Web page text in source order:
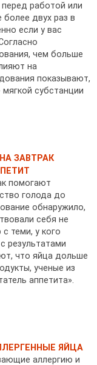
работой или
более двух раз в
если у вас
чем больше
на
показывают,
субстанции
ЗАВТРАК
помогают
голода до
обнаружило,
себя не
теми, у кого
результатами
что яйца дольше
ученые из
аппетита».
ЯЙЦА
аллергию и